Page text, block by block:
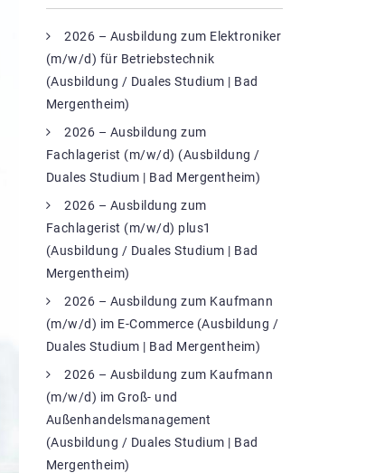
2026 – Ausbildung zum Elektroniker
(m/w/d) für Betriebstechnik
(Ausbildung / Duales Studium | Bad
Mergentheim)
2026 – Ausbildung zum
Fachlagerist (m/w/d) (Ausbildung /
Duales Studium | Bad Mergentheim)
2026 – Ausbildung zum
Fachlagerist (m/w/d) plus1
(Ausbildung / Duales Studium | Bad
Mergentheim)
2026 – Ausbildung zum Kaufmann
(m/w/d) im E-Commerce (Ausbildung /
Duales Studium | Bad Mergentheim)
2026 – Ausbildung zum Kaufmann
(m/w/d) im Groß- und
Außenhandelsmanagement
(Ausbildung / Duales Studium | Bad
Mergentheim)